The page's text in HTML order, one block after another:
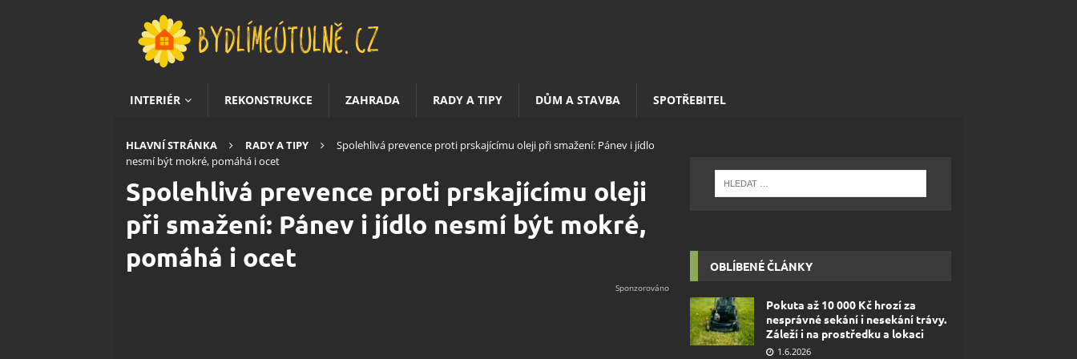
INTERIÉR REKONSTRUKCE ZAHRADA RADY A TIPY DŮM A STAVBA SPOTŘEBITEL
HLAVNÍ STRÁNKA RADY A TIPY
Spolehlivá prevence proti prskajícímu oleji při smažení: Pánev i jídlo
nesmí být mokré, pomáhá i ocet
Spolehlivá prevence proti prskajícímu oleji
při smažení: Pánev i jídlo nesmí být mokré,
pomáhá i ocet
OBLÍBENÉ ČLÁNKY
Pokuta až 10 000 Kč hrozí za
nesprávné sekání i nesekání trávy.
Záleží i na prostředku a lokaci
1.6.2026